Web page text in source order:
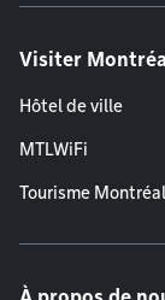
Visiter
Hôtel de ville
MTLWiFi
Tourisme Montréal